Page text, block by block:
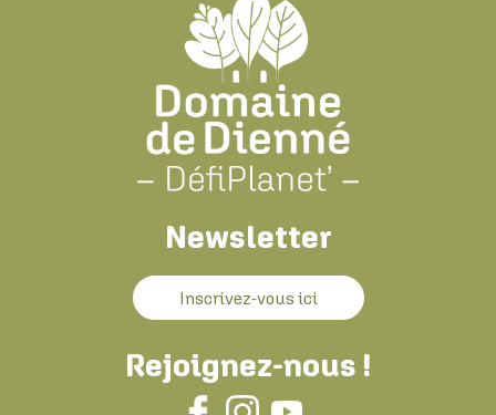
Newsletter
Inscrivez-vous ici
Rejoignez-nous !